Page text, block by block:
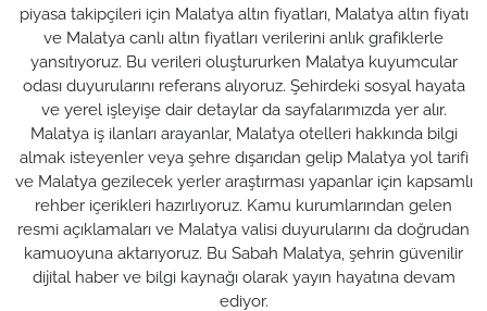
piyasa takipçileri için Malatya altın fiyatları, Malatya altın fiyatı
ve Malatya canlı altın fiyatları verilerini anlık grafiklerle
yansıtıyoruz. Bu verileri oluştururken Malatya kuyumcular
odası duyurularını referans alıyoruz. Şehirdeki sosyal hayata
ve yerel işleyişe dair detaylar da sayfalarımızda yer alır.
Malatya iş ilanları arayanlar, Malatya otelleri hakkında bilgi
almak isteyenler veya şehre dışarıdan gelip Malatya yol tarifi
ve Malatya gezilecek yerler araştırması yapanlar için kapsamlı
rehber içerikleri hazırlıyoruz. Kamu kurumlarından gelen
resmi açıklamaları ve Malatya valisi duyurularını da doğrudan
kamuoyuna aktarıyoruz. Bu Sabah Malatya, şehrin güvenilir
dijital haber ve bilgi kaynağı olarak yayın hayatına devam
ediyor.